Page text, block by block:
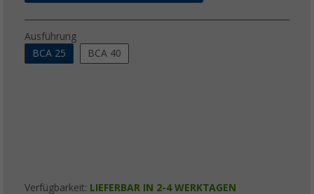
Ausführung
BCA 25
BCA 40
Verfügbarkeit: LIEFERBAR IN 2-4 WERKTAGEN